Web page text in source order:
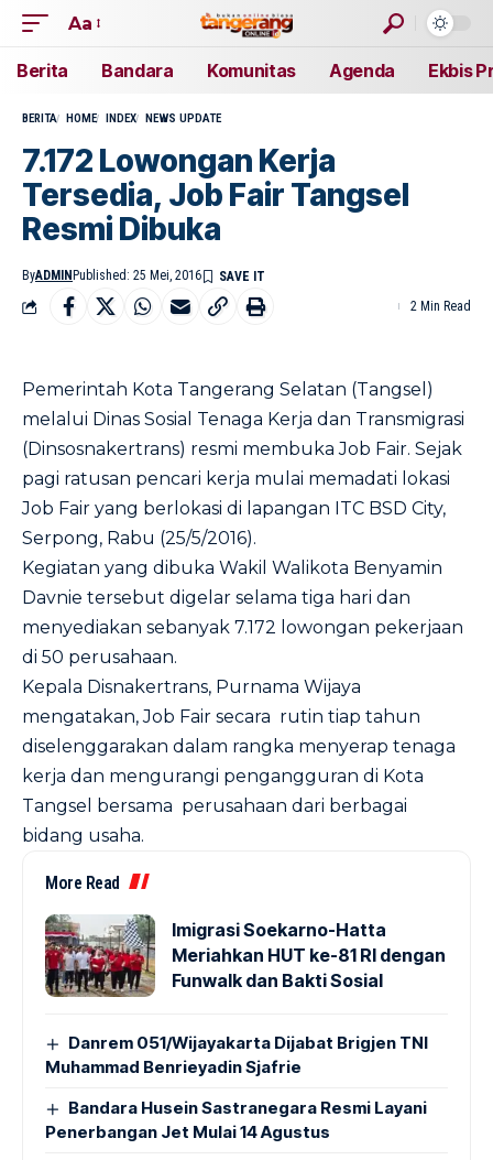
Aa
Berita Bandara Komunitas Agenda Ekbis
BERITA HOME INDEX NEWS UPDATE
7.172 Lowongan Kerja
Tersedia, Job Fair Tangsel
Resmi Dibuka
ByADMIN Published: 25 Mei, 2016
2 Min Read
Pemerintah Kota Tangerang Selatan (Tangsel)
melalui Dinas Sosial Tenaga Kerja dan Transmigrasi
(Dinsosnakertrans) resmi membuka Job Fair. Sejak
pagi ratusan pencari kerja mulai memadati lokasi
Job Fair yang berlokasi di lapangan ITC BSD City,
Serpong, Rabu (25/5/2016).
Kegiatan yang dibuka Wakil Walikota Benyamin
Davnie tersebut digelar selama tiga hari dan
menyediakan sebanyak 7.172 lowongan pekerjaan
di 50 perusahaan.
Kepala Disnakertrans, Purnama Wijaya
mengatakan, Job Fair secara rutin tiap tahun
diselenggarakan dalam rangka menyerap tenaga
kerja dan mengurangi pengangguran di Kota
Tangsel bersama perusahaan dari berbagai
bidang usaha.
More Read
Imigrasi Soekarno-Hatta
Meriahkan HUT ke-81 RI dengan
Funwalk dan Bakti Sosial
Danrem 051/Wijayakarta Dijabat Brigjen TNI
Muhammad Benrieyadin Sjafrie
Bandara Husein Sastranegara Resmi Layani
Penerbangan Jet Mulai 14 Agustus